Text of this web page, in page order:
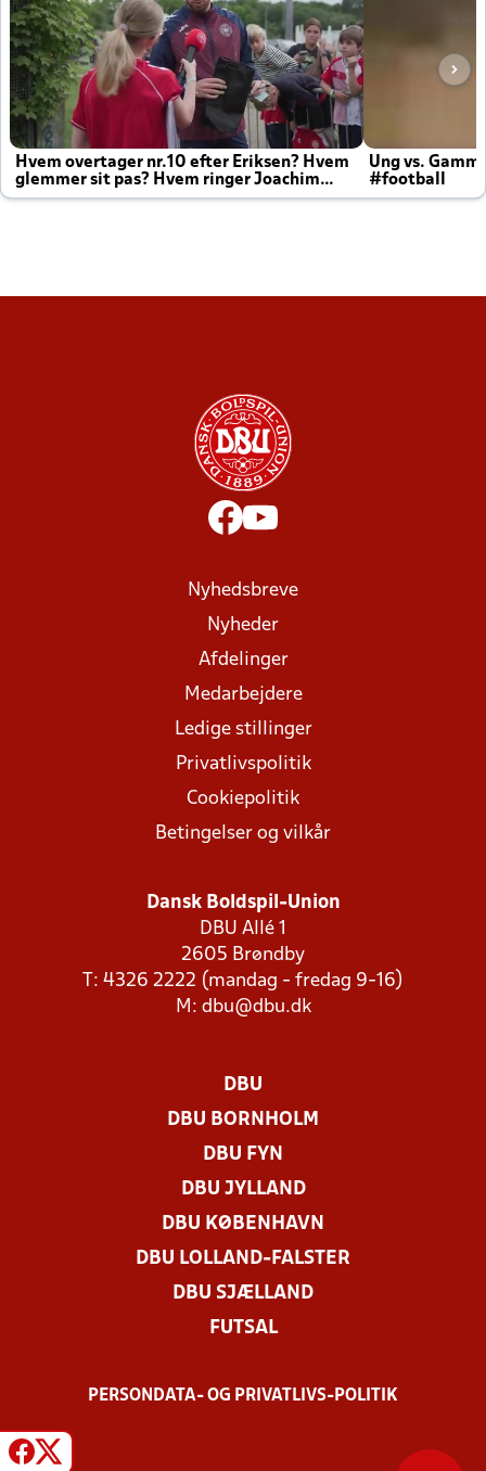
Hvem overtager nr.10 efter Eriksen? Hvem
glemmer sit pas? Hvem ringer Joachim
altid til efter kampe?
Ung vs.
#football
Nyhedsbreve
Nyheder
Afdelinger
Medarbejdere
Ledige stillinger
Privatlivspolitik
Cookiepolitik
Betingelser og vilkår
Dansk Boldspil-Union
DBU Allé 1
2605 Brøndby
T: 4326 2222 (mandag - fredag 9-16)
M: dbu@dbu.dk
DBU
DBU BORNHOLM
DBU FYN
DBU JYLLAND
DBU KØBENHAVN
DBU LOLLAND-FALSTER
DBU SJÆLLAND
FUTSAL
PERSONDATA- OG PRIVATLIVS-POLITIK